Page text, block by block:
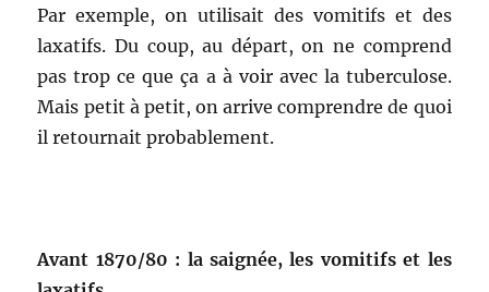
Par exemple, on utilisait des vomitifs et des
laxatifs. Du coup, au départ, on ne comprend
pas trop ce que ça a à voir avec la tuberculose.
Mais petit à petit, on arrive comprendre de quoi
il retournait probablement.
Avant 1870/80 : la saignée, les vomitifs et les